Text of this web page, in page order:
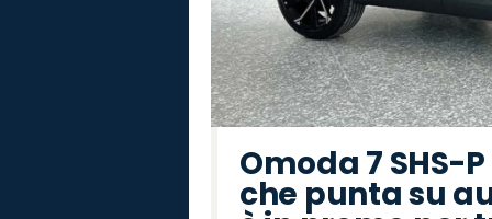
Omoda 7 SHS-
che punta su